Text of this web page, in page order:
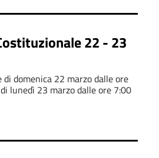
22 - 23
domenica 22 marzo dalle ore
lunedì 23 marzo dalle ore 7:00